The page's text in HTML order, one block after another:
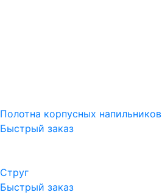
Полотна корпусных напильников
Быстрый заказ
Струг
Быстрый заказ